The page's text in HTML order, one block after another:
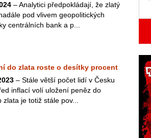
– Analytici předpokládají, že zlatý
pod vlivem geopolitických
centrálních bank a p...
do zlata roste o desítky procent
– Stále větší počet lidí v Česku
inflací volí uložení peněz do
je totiž stále pov...